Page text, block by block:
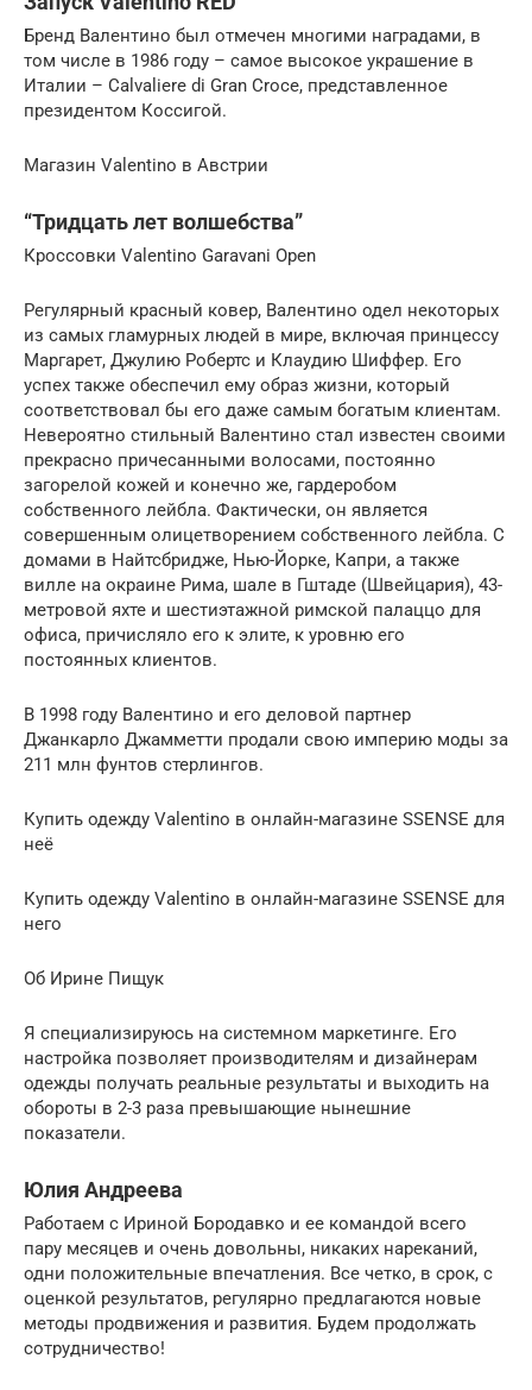
Бренд Валентино был отмечен многими наградами, в
том числе в 1986 году – самое высокое украшение в
Италии – Calvaliere di Gran Croce, представленное
президентом Коссигой.
Магазин Valentino в Австрии
“Тридцать лет волшебства”
Кроссовки Valentino Garavani Open
Регулярный красный ковер, Валентино одел некоторых
из самых гламурных людей в мире, включая принцессу
Маргарет, Джулию Робертс и Клаудию Шиффер. Его
успех также обеспечил ему образ жизни, который
соответствовал бы его даже самым богатым клиентам.
Невероятно стильный Валентино стал известен своими
прекрасно причесанными волосами, постоянно
загорелой кожей и конечно же, гардеробом
собственного лейбла. Фактически, он является
совершенным олицетворением собственного лейбла. С
домами в Найтсбридже, Нью-Йорке, Капри, а также
вилле на окраине Рима, шале в Гштаде (Швейцария), 43-
метровой яхте и шестиэтажной римской палаццо для
офиса, причисляло его к элите, к уровню его
постоянных клиентов.
В 1998 году Валентино и его деловой партнер
Джанкарло Джамметти продали свою империю моды за
211 млн фунтов стерлингов.
Купить одежду Valentino в онлайн-магазине SSENSE для
неё
Купить одежду Valentino в онлайн-магазине SSENSE для
него
Об Ирине Пищук
Я специализируюсь на системном маркетинге. Его
настройка позволяет производителям и дизайнерам
одежды получать реальные результаты и выходить на
обороты в 2-3 раза превышающие нынешние
показатели.
Юлия Андреева
Работаем с Ириной Бородавко и ее командой всего
пару месяцев и очень довольны, никаких нареканий,
одни положительные впечатления. Все четко, в срок, с
оценкой результатов, регулярно предлагаются новые
методы продвижения и развития. Будем продолжать
сотрудничество!